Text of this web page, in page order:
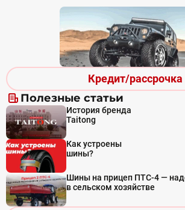
Кредит/рассрочка
Полезные статьи
История бренда
Taitong
Как устроены
шины?
Шины на прицеп ПТС-4 —
в сельском хозяйстве